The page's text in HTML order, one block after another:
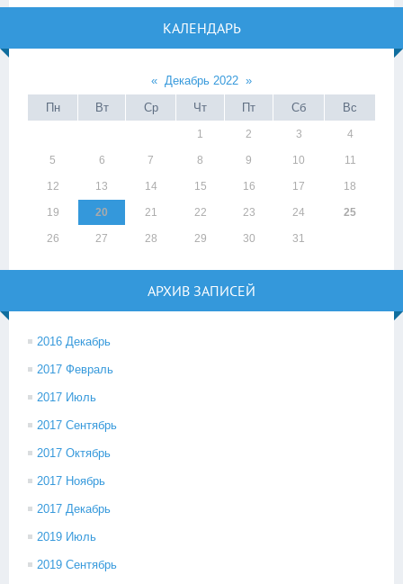
КАЛЕНДАРЬ
« Декабрь 2022 »
Пн
Вт Ср Чт Пт Сб Вс
1 2 3 4
5 6 7 8 9 10 11
12 13 14 15 16 17 18
19 20 21 22 23 24 25
26 27 28 29 30 31
АРХИВ ЗАПИСЕЙ
2016 Декабрь
2017 Февраль
2017 Июль
2017 Сентябрь
2017 Октябрь
2017 Ноябрь
2017 Декабрь
2019 Июль
2019 Сентябрь